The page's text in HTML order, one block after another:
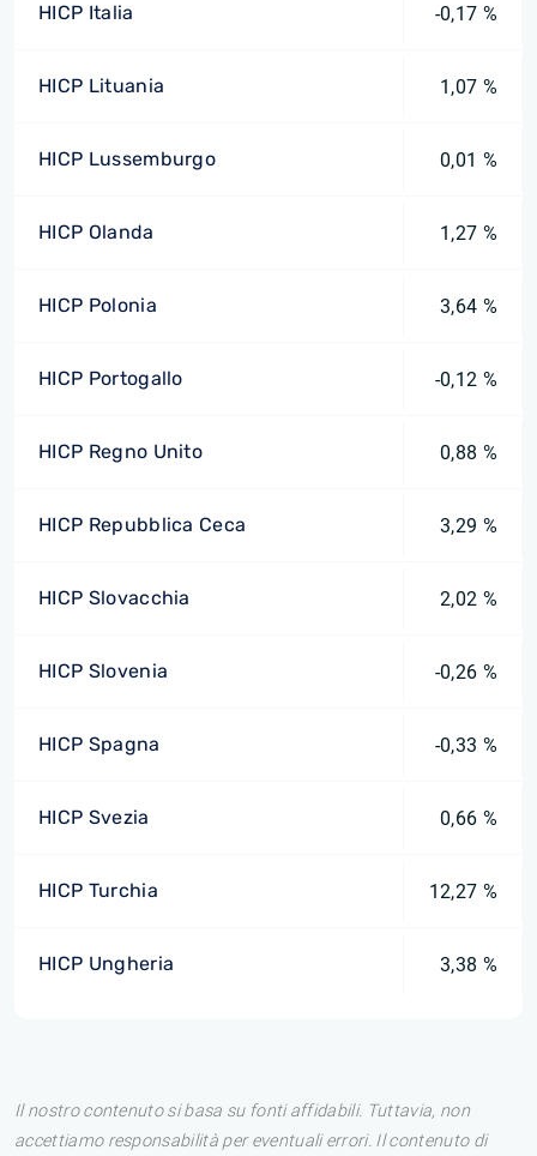
HICP Italia -0,17 %
HICP Lituania 1,07 %
HICP Lussemburgo 0,01 %
HICP Olanda 1,27 %
HICP Polonia 3,64 %
HICP Portogallo -0,12 %
HICP Regno Unito 0,88 %
HICP Repubblica Ceca 3,29 %
HICP Slovacchia 2,02 %
HICP Slovenia -0,26 %
HICP Spagna -0,33 %
HICP Svezia 0,66 %
HICP Turchia 12,27 %
HICP Ungheria 3,38 %
Il nostro contenuto si basa su fonti affidabili. Tuttavia, non
accettiamo responsabilità per eventuali errori. Il contenuto di